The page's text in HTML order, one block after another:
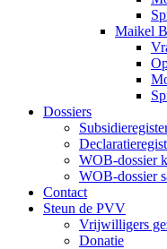
Maikel
Dossiers
WOB-dossier
WOB-dossier
Contact
Steun de PVV
Vrijwilligers
Donatie